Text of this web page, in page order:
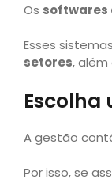
Os softwares
Esses
setores,
A gestão
Por isso, se